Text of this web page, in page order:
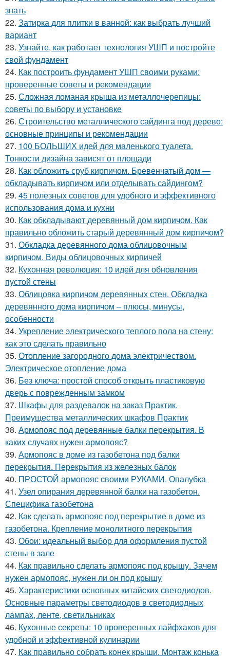
знать
22. Затирка для плитки в ванной: как выбрать лучший
вариант
23. Узнайте, как работает технология УШП и постройте
свой фундамент
24. Как построить фундамент УШП своими руками:
проверенные советы и рекомендации
25. Сложная ломаная крыша из металлочерепицы:
советы по выбору и установке
26. Строительство металлического сайдинга под дерево:
основные принципы и рекомендации
27. 100 БОЛЬШИХ идей для маленького туалета.
Тонкости дизайна зависят от площади
28. Как обложить сруб кирпичом. Бревенчатый дом —
обкладывать кирпичом или отделывать сайдингом?
29. 45 полезных советов для удобного и эффективного
использования дома и кухни
30. Как обкладывают деревянный дом кирпичом. Как
правильно обложить старый деревянный дом кирпичом?
31. Обкладка деревянного дома облицовочным
кирпичом. Виды облицовочных кирпичей
32. Кухонная революция: 10 идей для обновления
пустой стены
33. Облицовка кирпичом деревянных стен. Обкладка
деревянного дома кирпичом – плюсы, минусы,
особенности
34. Укрепление электрического теплого пола на стену:
как это сделать правильно
35. Отопление загородного дома электричеством.
Электрическое отопление дома
36. Без ключа: простой способ открыть пластиковую
дверь с поврежденным замком
37. Шкафы для раздевалок на заказ Практик.
Преимущества металлических шкафов Практик
38. Армопояс под деревянные балки перекрытия. В
каких случаях нужен армопояс?
39. Армопояс в доме из газобетона под балки
перекрытия. Перекрытия из железных балок
40. ПРОСТОЙ армопояс своими РУКАМИ. Опалубка
41. Узел опирания деревянной балки на газобетон.
Специфика газобетона
42. Как сделать армопояс под перекрытие в доме из
газобетона. Крепление монолитного перекрытия
43. Обои: идеальный выбор для оформления пустой
стены в зале
44. Как правильно сделать армопояс под крышу. Зачем
нужен армопояс, нужен ли он под крышу
45. Характеристики основных китайских светодиодов.
Основные параметры светодиодов в светодиодных
лампах, ленте, светильниках
46. Кухонные секреты: 10 проверенных лайфхаков для
удобной и эффективной кулинарии
47. Как правильно собрать конек крыши. Монтаж конька